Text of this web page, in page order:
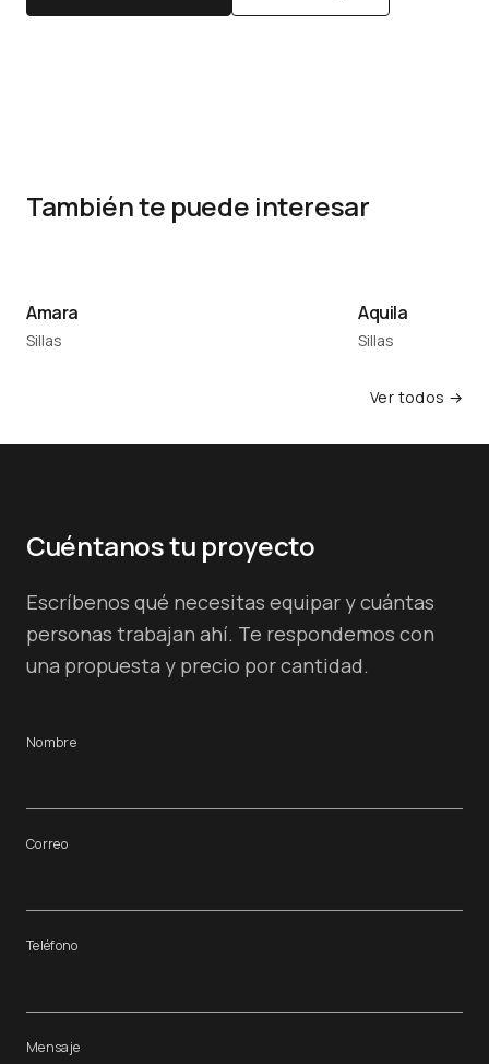
También te puede interesar
Amara
Sillas
Aquila
Sillas
Ver todos →
Cuéntanos tu proyecto
Escríbenos qué necesitas equipar y cuántas
personas trabajan ahí. Te respondemos con
una propuesta y precio por cantidad.
Nombre
Correo
Teléfono
Mensaje